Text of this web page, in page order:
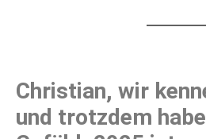
Christian, wir
und trotzdem